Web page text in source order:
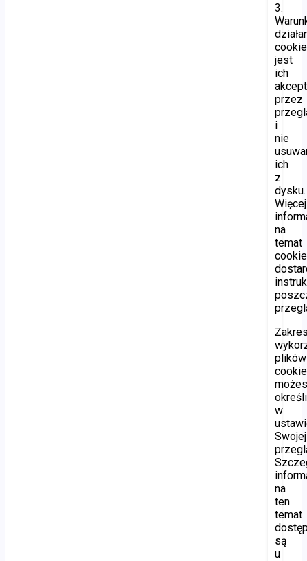
3.
jest
ich
przez
i
nie
ich
z
dysku.
Więcej
na
temat
plików
w
Swojej
na
ten
temat
są
u